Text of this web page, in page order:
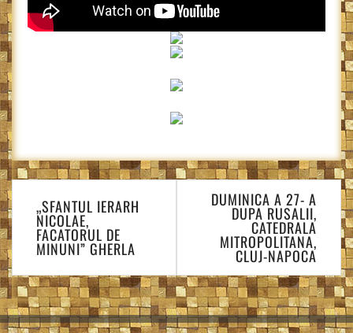
Navigare
în
articole
„SFANTUL IERARH
NICOLAE,
FACATORUL DE
MINUNI” GHERLA
DUMINICA A 27- A
DUPA RUSALII,
CATEDRALA
MITROPOLITANA,
CLUJ-NAPOCA